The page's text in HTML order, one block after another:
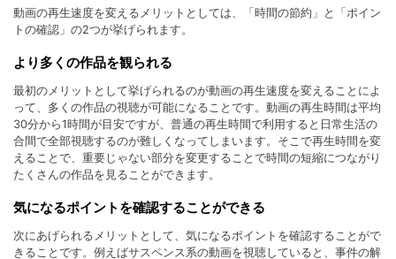
動画の再生速度を変えるメリットとしては、「時間の節約」と「ポイン
トの確認」の2つが挙げられます。
より多くの作品を観られる
最初のメリットとして挙げられるのが動画の再生速度を変えることによ
って、多くの作品の視聴が可能になることです。動画の再生時間は平均
30分から1時間が目安ですが、普通の再生時間で利用すると日常生活の
合間で全部視聴するのが難しくなってしまいます。そこで再生時間を変
えることで、重要じゃない部分を変更することで時間の短縮につながり
たくさんの作品を見ることができます。
気になるポイントを確認することができる
次にあげられるメリットとして、気になるポイントを確認することがで
きることです。例えばサスペンス系の動画を視聴していると、事件の解